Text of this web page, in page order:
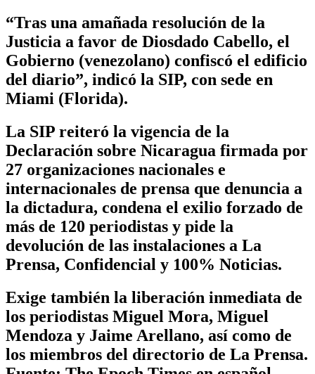
“Tras una amañada resolución de la
Justicia a favor de Diosdado Cabello, el
Gobierno (venezolano) confiscó el edificio
del diario”, indicó la SIP, con sede en
Miami (Florida).
La SIP reiteró la vigencia de la
Declaración sobre Nicaragua firmada por
27 organizaciones nacionales e
internacionales de prensa que denuncia a
la dictadura, condena el exilio forzado de
más de 120 periodistas y pide la
devolución de las instalaciones a La
Prensa, Confidencial y 100% Noticias.
Exige también la liberación inmediata de
los periodistas Miguel Mora, Miguel
Mendoza y Jaime Arellano, así como de
los miembros del directorio de La Prensa.